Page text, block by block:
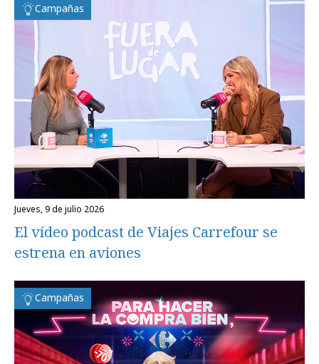
Campañas
jueves, 9 de julio 2026
El vídeo podcast de Viajes Carrefour se
estrena en aviones
Campañas